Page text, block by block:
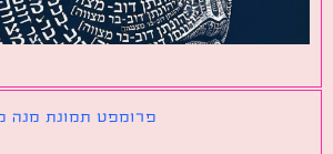
פרומפט תמונת מנה מפורקת